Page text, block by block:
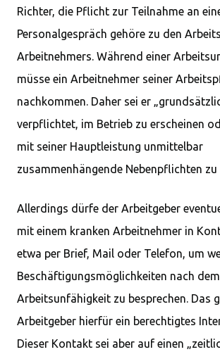
Richter, die Pflicht zur Teilnahme an
Personalgespräch gehöre zu den
Arbeitnehmers. Während einer
müsse ein Arbeitnehmer seiner
nachkommen. Daher sei er
verpflichtet, im Betrieb zu erscheinen
mit seiner Hauptleistung unmittelbar
zusammenhängende Nebenpflichten zu
Allerdings dürfe der Arbeitgeber
mit einem kranken Arbeitnehmer in
etwa per Brief, Mail oder Telefon, um
Beschäftigungsmöglichkeiten nach
Arbeitsunfähigkeit zu besprechen. Das
Arbeitgeber hierfür ein berechtigtes
Dieser Kontakt sei aber auf einen